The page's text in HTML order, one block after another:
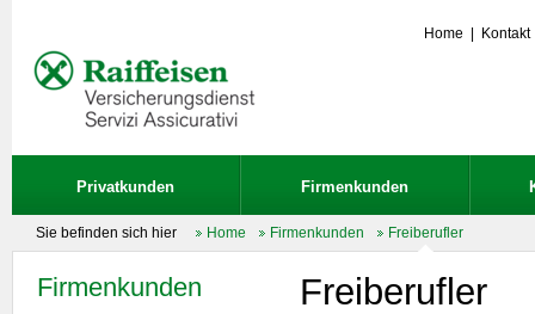
Home Kontakt
Privatkunden Firmenkunden
Sie befinden sich hier Home Firmenkunden Freiberufler
Freiberufler
Firmenkunden